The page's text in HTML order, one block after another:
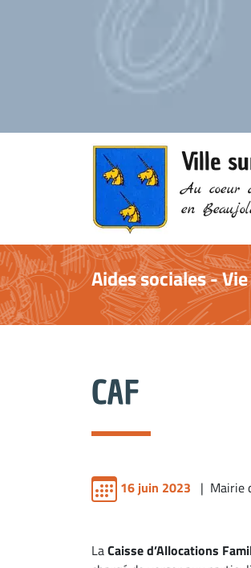
Ville
Au coeur
en
Aides sociales -
CAF
16 juin 2023 | Mairie
LaCaisse d’Allocations